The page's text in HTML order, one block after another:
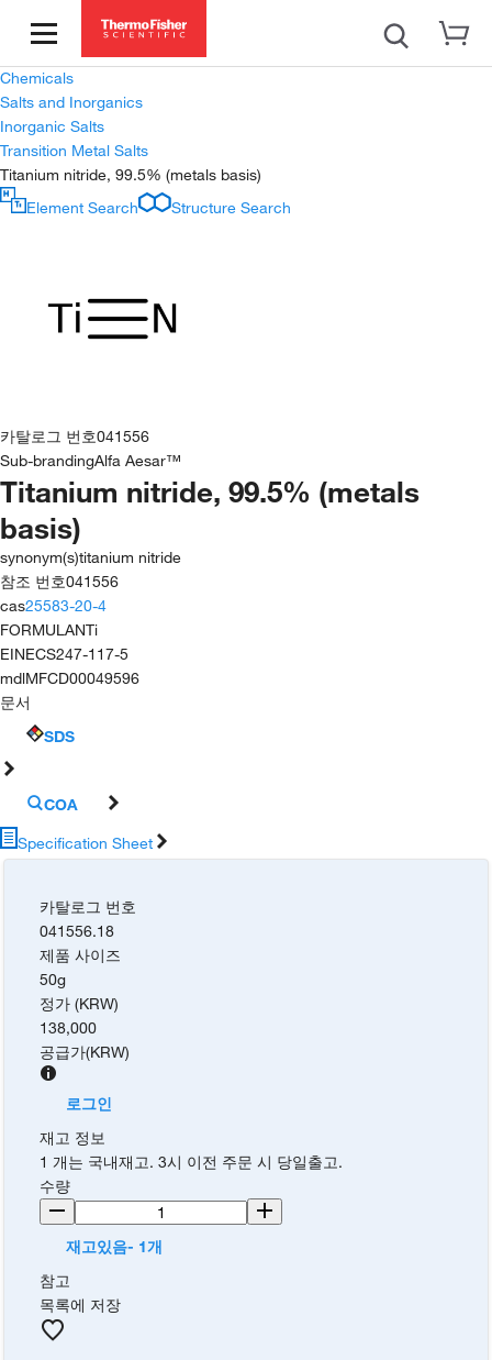
Chemicals
Salts and Inorganics
Inorganic Salts
Transition Metal Salts
Titanium nitride, 99.5% (metals basis)
Element Search
Structure Search
카탈로그 번호041556
Sub-brandingAlfa Aesar™
Titanium nitride, 99.5% (metals
basis)
synonym(s)titanium nitride
참조 번호041556
cas25583-20-4
FORMULANTi
EINECS247-117-5
mdlMFCD00049596
문서
SDS
COA
Specification Sheet
카탈로그 번호
041556.18
제품 사이즈
50g
정가 (KRW)
138,000
공급가(KRW)
로그인
재고 정보
1 개는 국내재고. 3시 이전 주문 시 당일출고.
수량
재고있음- 1개
참고
목록에 저장